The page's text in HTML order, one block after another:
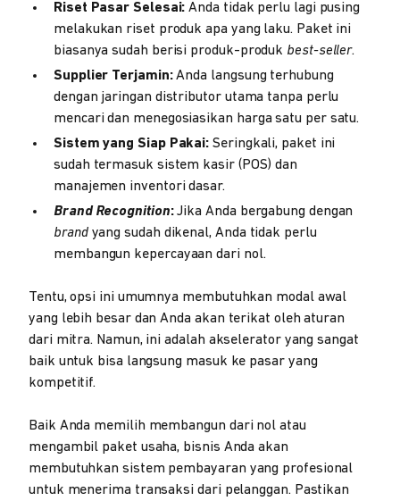
Riset Pasar Selesai: Anda tidak perlu lagi pusing
melakukan riset produk apa yang laku. Paket ini
biasanya sudah berisi produk-produk best-seller.
Supplier Terjamin:Anda langsung terhubung
dengan jaringan distributor utama tanpa perlu
mencari dan menegosiasikan harga satu per satu.
Sistem yang Siap Pakai: Seringkali, paket ini
sudah termasuk sistem kasir (POS) dan
manajemen inventori dasar.
Brand Recognition:Jika Anda bergabung dengan
brandyang sudah dikenal, Anda tidak perlu
membangun kepercayaan dari nol.
Tentu, opsi ini umumnya membutuhkan modal awal
yang lebih besar dan Anda akan terikat oleh aturan
dari mitra. Namun, ini adalah akselerator yang sangat
baik untuk bisa langsung masuk ke pasar yang
kompetitif.
Baik Anda memilih membangun dari nol atau
mengambil paket usaha, bisnis Anda akan
membutuhkan sistem pembayaran yang profesional
untuk menerima transaksi dari pelanggan. Pastikan